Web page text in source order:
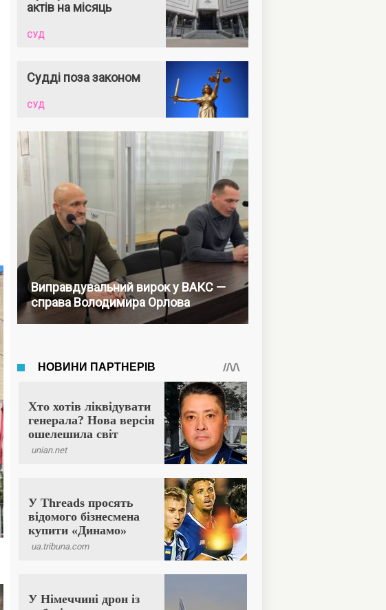
актів на місяць
СУД
Судді поза законом
СУД
Виправдувальний вирок у ВАКС —
справа Володимира Орлова